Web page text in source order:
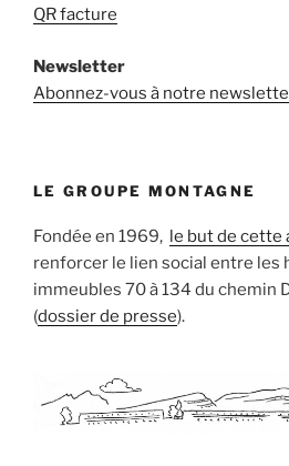
QR facture
Newsletter
Abonnez-vous à notre
LE GROUPE MONTAGNE
Fondée en 1969, le but de cette
renforcer le lien social entre les
immeubles 70 à 134 du chemin
(dossier de presse).